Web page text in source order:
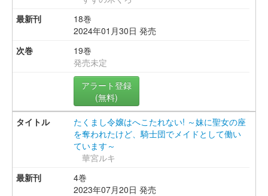
18巻
2024年01月30日 発売
19巻
発売未定
アラート登録
(無料)
たくまし令嬢はへこたれない! ～妹に聖女の座
を奪われたけど、騎士団でメイドとして働い
ています～
華宮ルキ
4巻
2023年07月20日 発売